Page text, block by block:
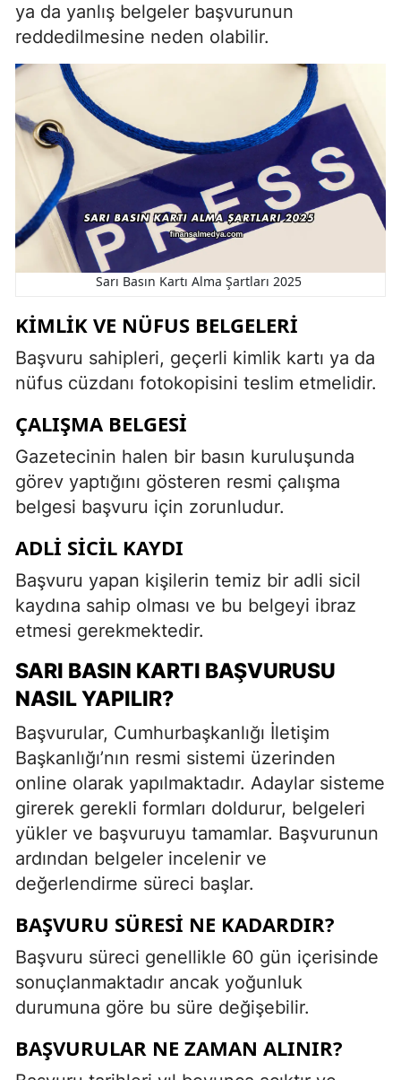
ya da yanlış belgeler başvurunun
reddedilmesine neden olabilir.
Sarı Basın Kartı Alma Şartları 2025
KIMLIK VE NÜFUS BELGELERI
Başvuru sahipleri, geçerli kimlik kartı ya da
nüfus cüzdanı fotokopisini teslim etmelidir.
ÇALIŞMA BELGESI
Gazetecinin halen bir basın kuruluşunda
görev yaptığını gösteren resmi çalışma
belgesi başvuru için zorunludur.
ADLI SICIL KAYDI
Başvuru yapan kişilerin temiz bir adli sicil
kaydına sahip olması ve bu belgeyi ibraz
etmesi gerekmektedir.
SARI BASIN KARTI BAŞVURUSU
NASIL YAPILIR?
Başvurular, Cumhurbaşkanlığı İletişim
Başkanlığı’nın resmi sistemi üzerinden
online olarak yapılmaktadır. Adaylar sisteme
girerek gerekli formları doldurur, belgeleri
yükler ve başvuruyu tamamlar. Başvurunun
ardından belgeler incelenir ve
değerlendirme süreci başlar.
BAŞVURU SÜRESI NE KADARDIR?
Başvuru süreci genellikle 60 gün içerisinde
sonuçlanmaktadır ancak yoğunluk
durumuna göre bu süre değişebilir.
BAŞVURULAR NE ZAMAN ALINIR?